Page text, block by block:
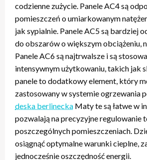
codzienne zużycie. Panele AC4 są
pomieszczeń o umiarkowanym
jak sypialnie. Panele AC5 są bardziej
do obszarów o większym obciążeniu,
Panele AC6 są najtrwalsze i są
intensywnym użytkowaniu, takich jak
panele to dodatkowy element, który
zastosowany w systemie ogrzewania
deska berlinecka Maty te są łatwe w
pozwalają na precyzyjne regulowanie
poszczególnych pomieszczeniach.
osiągnąć optymalne warunki cieplne,
jednocześnie oszczędność energii.